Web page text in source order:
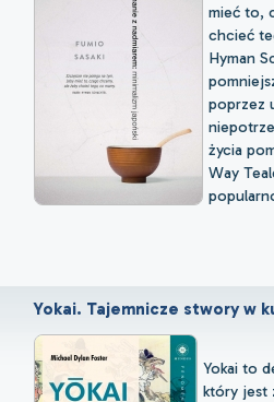
mieć to,
chcieć
Hyman
poprzez
życia
Way
Yokai. Tajemnicze stwory w
Yokai to
który jest